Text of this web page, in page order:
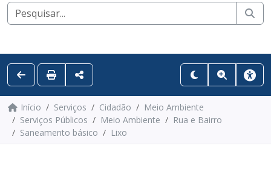
Início Serviços Cidadão
Meio Ambiente
Serviços Públicos
Meio Ambiente
Rua e Bairro
Saneamento básico
Lixo